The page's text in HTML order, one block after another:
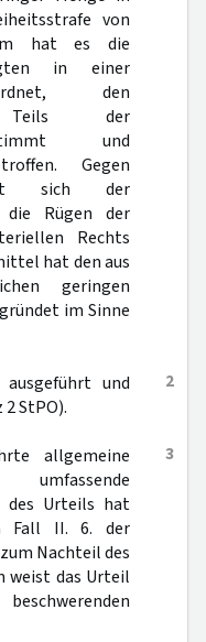
von
hat es die
in einer
den
Teils der
und
Gegen
sich der
die Rügen der
Rechts
hat den aus
geringen
im Sinne
2
und
StPO).
3
allgemeine
des Urteils hat
Fall II. 6. der
Nachteil des
weist das Urteil